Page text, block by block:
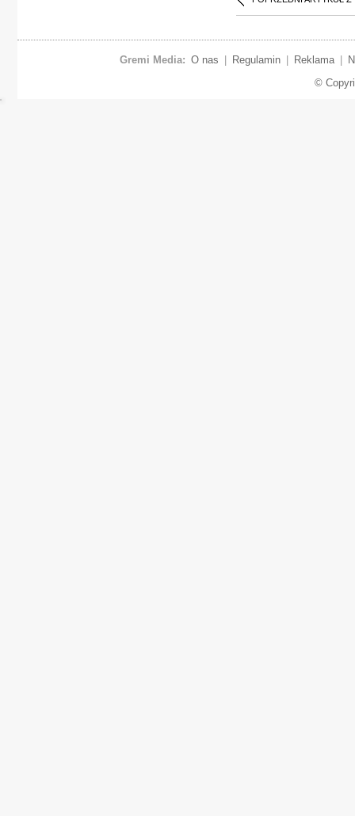
Gremi Media: O nas Regulamin Reklama
©